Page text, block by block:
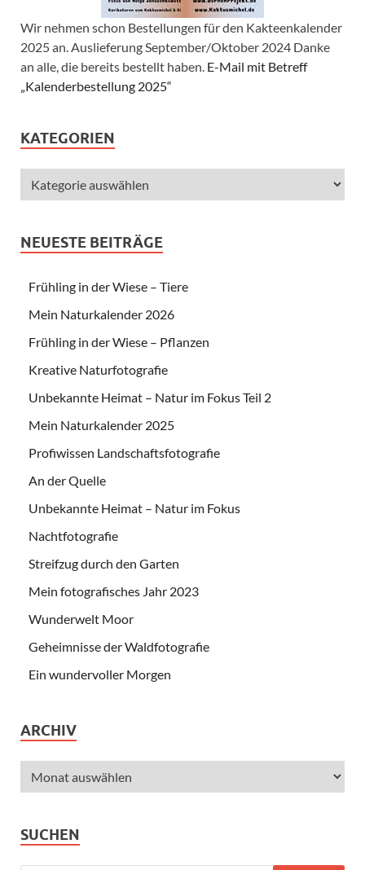
Wir nehmen schon Bestellungen für den Kakteenkalender
2025 an. Auslieferung September/Oktober 2024 Danke
an alle, die bereits bestellt haben. E-Mail mit Betreff
„Kalenderbestellung 2025“
KATEGORIEN
NEUESTE BEITRÄGE
Frühling in der Wiese – Tiere
Mein Naturkalender 2026
Frühling in der Wiese – Pflanzen
Kreative Naturfotografie
Unbekannte Heimat – Natur im Fokus Teil 2
Mein Naturkalender 2025
Profiwissen Landschaftsfotografie
An der Quelle
Unbekannte Heimat – Natur im Fokus
Nachtfotografie
Streifzug durch den Garten
Mein fotografisches Jahr 2023
Wunderwelt Moor
Geheimnisse der Waldfotografie
Ein wundervoller Morgen
ARCHIV
SUCHEN